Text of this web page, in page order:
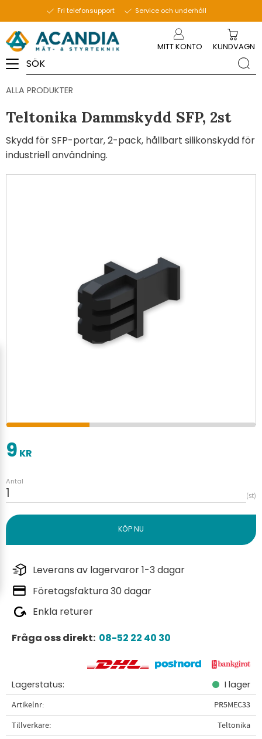
Fri telefonsupport Service och underhåll
MITT KONTO KUNDVAGN
ALLA PRODUKTER
Teltonika Dammskydd SFP, 2st
Skydd för SFP-portar, 2-pack, hållbart silikonskydd för
industriell användning.
9 KR
Antal
st
Leverans av lagervaror 1-3 dagar
Företagsfaktura 30 dagar
Enkla returer
Fråga oss direkt: 08-52 22 40 30
Lagerstatus I lager
Artikelnr
PR5MEC33
Tillverkare
Teltonika